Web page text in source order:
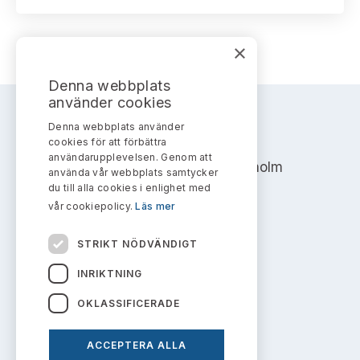
Verksamhetsberättelser
Publikationer och anföranden
Prenumerera
AKTIEMARKNADSNÄMNDEN
Address: Box 7354, 103 90 Stockholm
info@aktiemarknadsnamnden.se
Om innehållet
Om webbplatsen
×
Denna webbplats
använder cookies
Denna webbplats använder
cookies för att förbättra
användarupplevelsen. Genom att
använda vår webbplats samtycker
du till alla cookies i enlighet med
vår cookiepolicy.Läs mer
STRIKT NÖDVÄNDIGT
INRIKTNING
OKLASSIFICERADE
ACCEPTERA ALLA